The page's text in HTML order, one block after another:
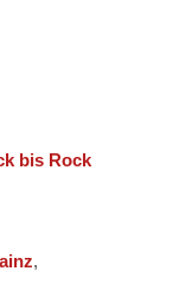
bis Rock
,